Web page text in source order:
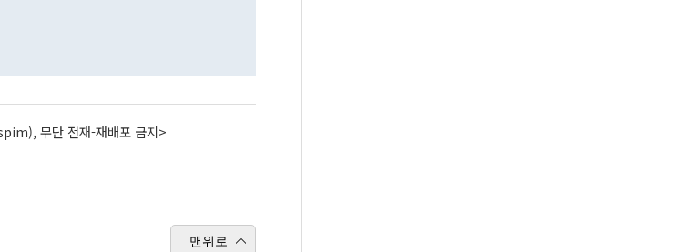
무단 전재-재배포 금지>
맨위로